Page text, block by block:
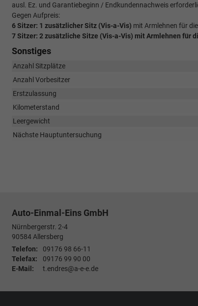
ausl. Ez. und Garantiebeginn / Endkundennachweis
Gegen Aufpreis:
6 Sitzer: 1 zusätzlicher Sitz (Vis-a-Vis) mit Armlehnen für
7 Sitzer: 2 zusätzliche Sitze (Vis-a-Vis) mit Armlehnen für
Sonstiges
Anzahl Sitzplätze
Anzahl Vorbesitzer
Erstzulassung
Kilometerstand
Leergewicht
Nächste Hauptuntersuchung
Auto-Einmal-Eins GmbH
Nürnbergerstr. 2-4
90584Allersberg
Telefon:
09176 98 66-11
Telefax:
09176 99 90 00
E-Mail:
t.endres@a-e-e.de